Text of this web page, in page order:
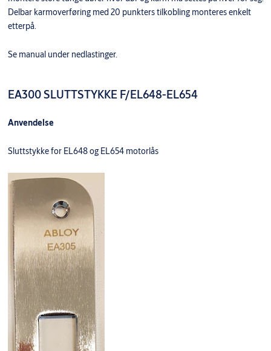
Delbar karmoverføring med 20 punkters tilkobling monteres enkelt
etterpå.
Se manual under nedlastinger.
EA300 SLUTTSTYKKE F/EL648-EL654
Anvendelse
Sluttstykke for EL648 og EL654 motorlås